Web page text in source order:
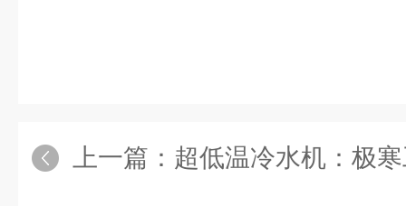
上一篇： 超低温冷水机：极